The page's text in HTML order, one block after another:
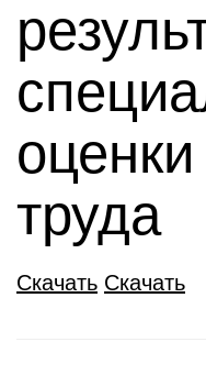
труда
Скачать Скачать